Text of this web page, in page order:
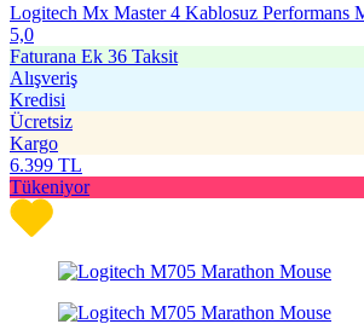
Logitech Mx Master 4 Kablosuz Performans
5,0
Faturana Ek 36 Taksit
Alışveriş
Kredisi
Ücretsiz
Kargo
6.399 TL
Tükeniyor